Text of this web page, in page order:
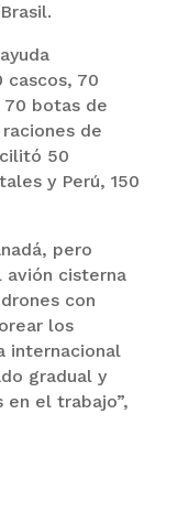
cascos, 70
70 botas de
de
50
y Perú, 150
pero
cisterna
con
los
internacional
gradual y
en el trabajo”,